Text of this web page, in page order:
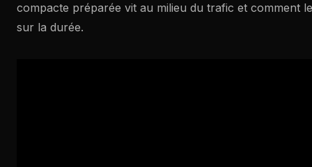
compacte préparée vit au milieu du trafic et comment
sur la durée.